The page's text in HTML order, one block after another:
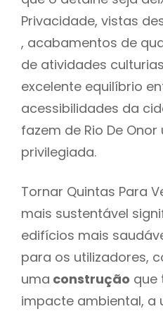
Privacidade, vistas
, acabamentos de
de atividades
excelente equilíbrio
acessibilidades da
fazem de Rio De
privilegiada.
Tornar Quintas Para
mais sustentável
edifícios mais
para os utilizadores,
uma construção que
impacte ambiental, a